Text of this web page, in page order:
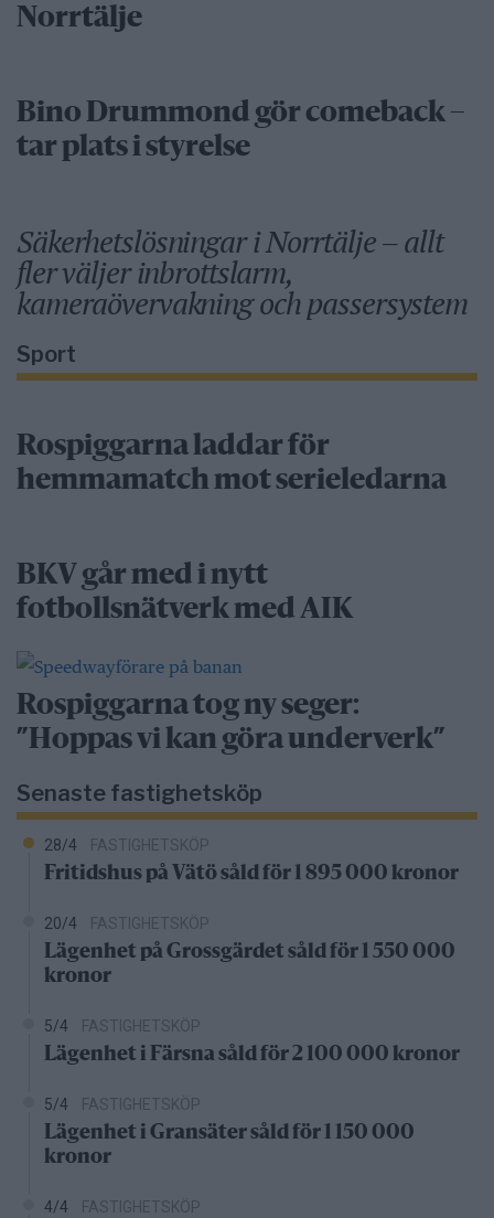
Norrtälje
Bino Drummond gör comeback –
tar plats i styrelse
Säkerhetslösningar i Norrtälje – allt
fler väljer inbrottslarm,
kameraövervakning och passersystem
Sport
Rospiggarna laddar för
hemmamatch mot serieledarna
BKV går med i nytt
fotbollsnätverk med AIK
Rospiggarna tog ny seger:
”Hoppas vi kan göra underverk”
Senaste fastighetsköp
28/4 FASTIGHETSKÖP
Fritidshus på Vätö såld för 1 895 000 kronor
20/4 FASTIGHETSKÖP
Lägenhet på Grossgärdet såld för 1 550 000
kronor
5/4 FASTIGHETSKÖP
Lägenhet i Färsna såld för 2 100 000 kronor
5/4 FASTIGHETSKÖP
Lägenhet i Gransäter såld för 1 150 000
kronor
4/4 FASTIGHETSKÖP